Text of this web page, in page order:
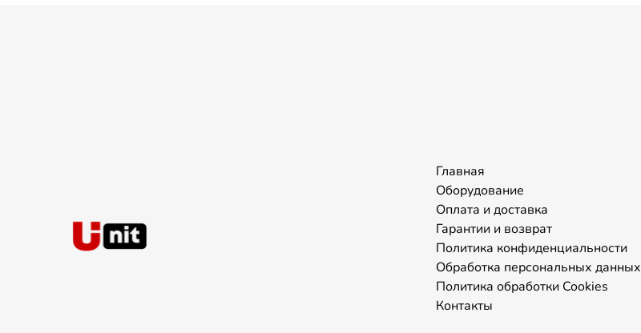
Главная
Оборудование
Оплата и доставка
Гарантии и возврат
Политика конфиденциальности
Обработка персональных данных
Политика обработки Cookies
Контакты